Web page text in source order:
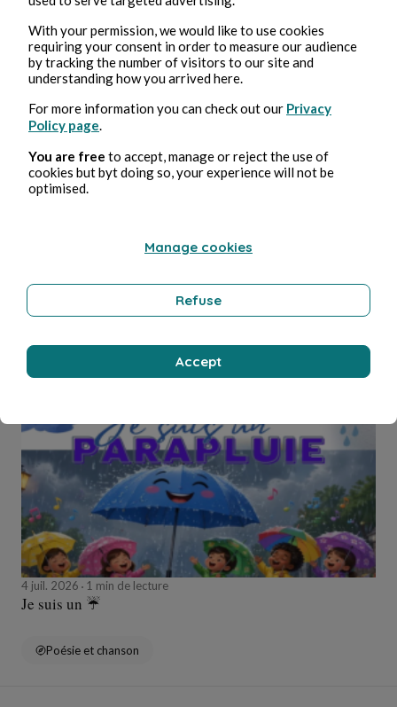
Barbara Wonder
4 juil. 2026 1 min de lecture
Je suis un ☔️
Poésie et chanson
With your permission, we would like to use cookies
requiring your consent in order to measure our audience
by tracking the number of visitors to our site and
understanding how you arrived here.
For more information you can check out our Privacy
Policy page
You are free to accept, manage or reject the use of
cookies but byt doing so, your experience will not be
optimised.
Manage cookies
Refuse
Accept